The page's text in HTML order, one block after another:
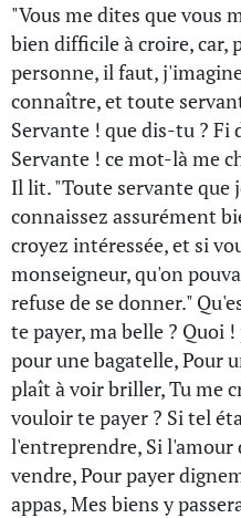
"Vous me dites que vous
bien difficile à croire, car,
personne, il faut,
connaître, et toute
Servante ! que dis-tu ? Fi
Servante ! ce mot-là me
Il lit. "Toute servante que
connaissez assurément
croyez intéressée, et si
monseigneur, qu'on
refuse de se donner."
te payer, ma belle ? Quoi
pour une bagatelle, Pour
plaît à voir briller, Tu me
vouloir te payer ? Si tel
l'entreprendre, Si l'amour
vendre, Pour payer
appas, Mes biens y